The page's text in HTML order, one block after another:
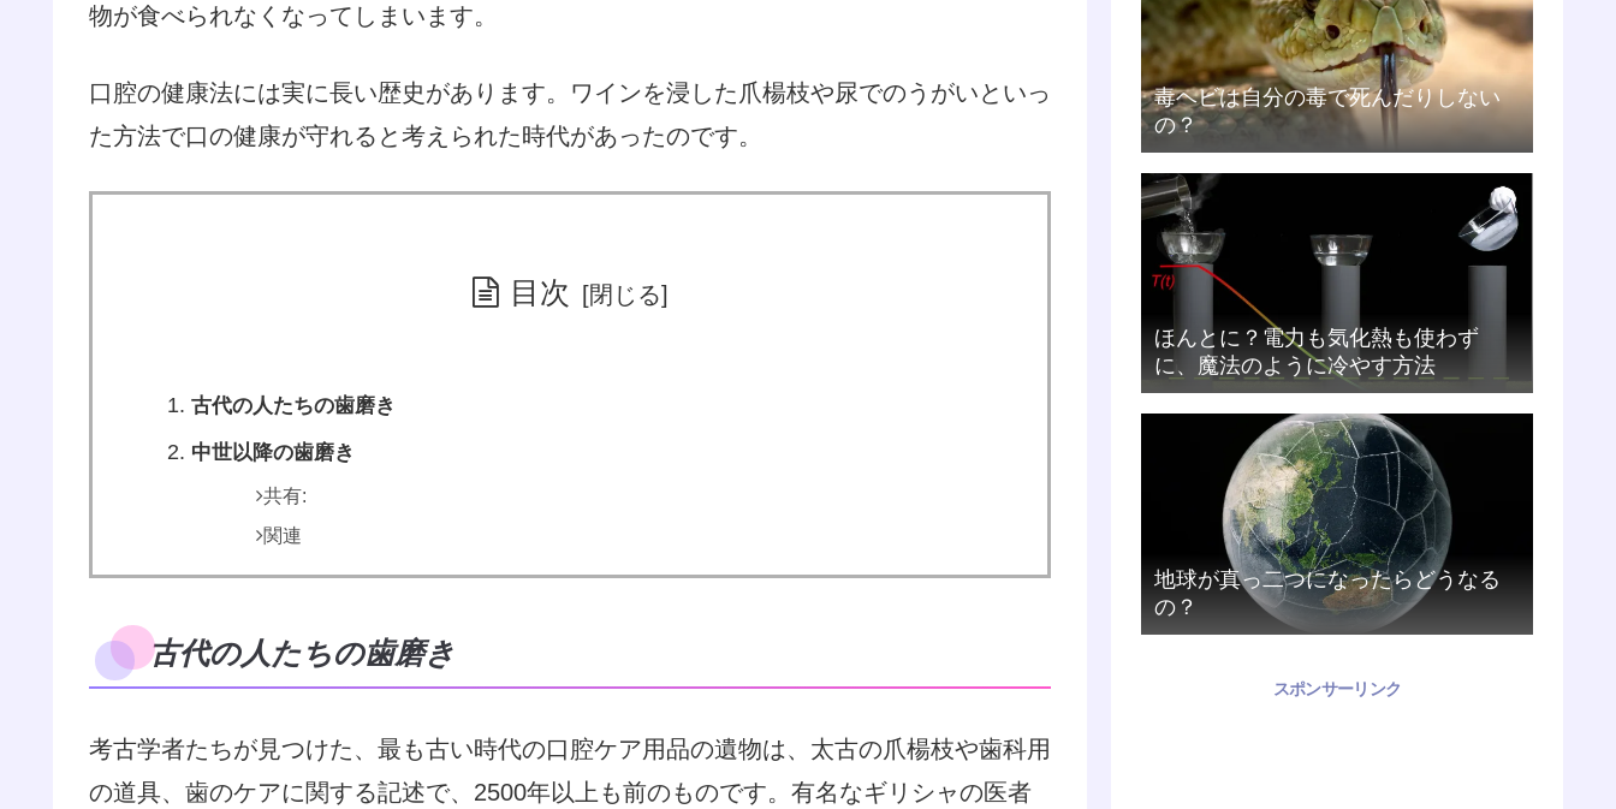
物が食べられなくなってしまいます。
口腔の健康法には実に長い歴史があります。ワインを浸した爪楊枝や尿でのうがいといっ
た方法で口の健康が守れると考えられた時代があったのです。
目次
古代の人たちの歯磨き
中世以降の歯磨き
共有:
関連
古代の人たちの歯磨き
考古学者たちが見つけた、最も古い時代の口腔ケア用品の遺物は、太古の爪楊枝や歯科用
の道具、歯のケアに関する記述で、2500年以上も前のものです。有名なギリシャの医者
毒ヘビは自分の毒で死んだりしない
の？
ほんとに？電力も気化熱も使わず
に、魔法のように冷やす方法
地球が真っ二つになったらどうなる
の？
スポンサーリンク